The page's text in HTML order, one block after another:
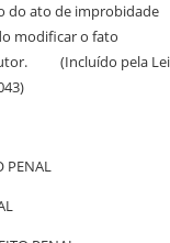
do ato de improbidade
modificar o fato
autor. (Incluído pela Lei
PENAL